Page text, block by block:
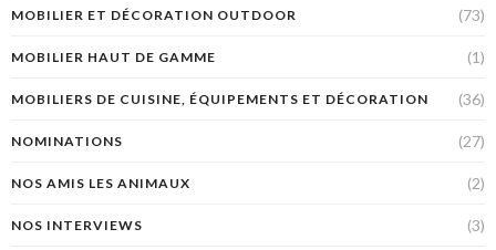
MOBILIER ET DÉCORATION OUTDOOR (73)
MOBILIER HAUT DE GAMME (1)
MOBILIERS DE CUISINE, ÉQUIPEMENTS ET DÉCORATION (36)
NOMINATIONS (27)
NOS AMIS LES ANIMAUX (2)
NOS INTERVIEWS (3)